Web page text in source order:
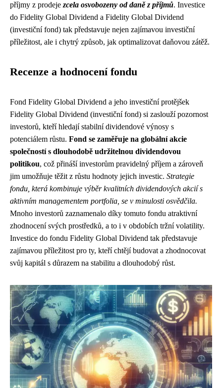
příjmy z prodeje zcela osvobozeny od daně z příjmů. Investice
do Fidelity Global Dividend a Fidelity Global Dividend
(investiční fond) tak představuje nejen zajímavou investiční
příležitost, ale i chytrý způsob, jak optimalizovat daňovou zátěž.
Recenze a hodnocení fondu
Fond Fidelity Global Dividend a jeho investiční protějšek
Fidelity Global Dividend (investiční fond) si zaslouží pozornost
investorů, kteří hledají stabilní dividendové výnosy s
potenciálem růstu. Fond se zaměřuje na globální akcie
společností s dlouhodobě udržitelnou dividendovou
politikou, což přináší investorům pravidelný příjem a zároveň
jim umožňuje těžit z růstu hodnoty jejich investic. Strategie
fondu, která kombinuje výběr kvalitních dividendových akcií s
aktivním managementem portfolia, se v minulosti osvědčila.
Mnoho investorů zaznamenalo díky tomuto fondu atraktivní
zhodnocení svých prostředků, a to i v obdobích tržní volatility.
Investice do fondu Fidelity Global Dividend tak představuje
zajímavou příležitost pro ty, kteří chtějí budovat a zhodnocovat
svůj kapitál s důrazem na stabilitu a dlouhodobý růst.